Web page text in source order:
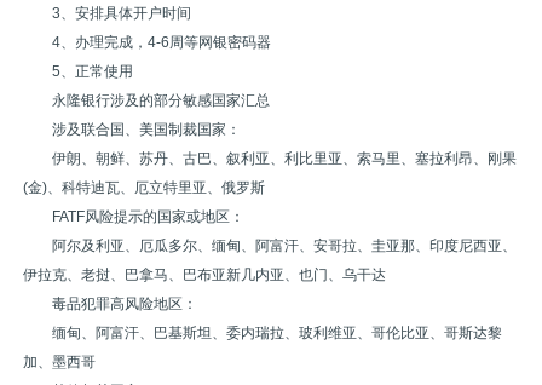
3、安排具体开户时间
4、办理完成，4-6周等网银密码器
5、正常使用
永隆银行涉及的部分敏感国家汇总
涉及联合国、美国制裁国家：
伊朗、朝鲜、苏丹、古巴、叙利亚、利比里亚、索马里、塞拉利昂、刚果
(金)、科特迪瓦、厄立特里亚、俄罗斯
FATF风险提示的国家或地区：
阿尔及利亚、厄瓜多尔、缅甸、阿富汗、安哥拉、圭亚那、印度尼西亚、
伊拉克、老挝、巴拿马、巴布亚新几内亚、也门、乌干达
毒品犯罪高风险地区：
缅甸、阿富汗、巴基斯坦、委内瑞拉、玻利维亚、哥伦比亚、哥斯达黎
加、墨西哥